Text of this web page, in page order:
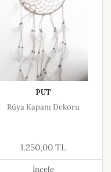
PUT
Rüya Kapanı Dekoru
1.250,00 TL
İncele